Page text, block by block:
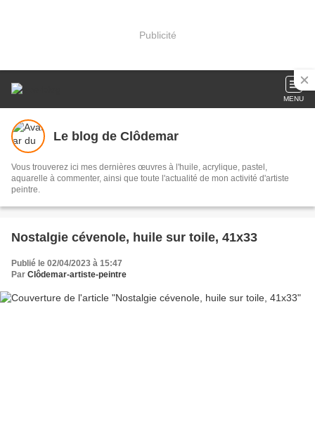
Publicité
MENU
Le blog de Clôdemar
Vous trouverez ici mes dernières œuvres à l'huile, acrylique, pastel,
aquarelle à commenter, ainsi que toute l'actualité de mon activité d'artiste
peintre.
Nostalgie cévenole, huile sur toile, 41x33
Publié le 02/04/2023 à 15:47
Par Clôdemar-artiste-peintre